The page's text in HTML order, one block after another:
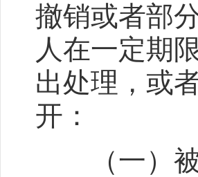
撤销或者部
人在一定期
出处理，或
开：
（一）被